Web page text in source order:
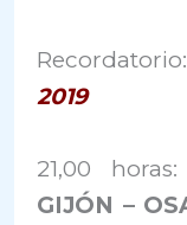
Recordatorio:
2019
21,00
GIJÓN –